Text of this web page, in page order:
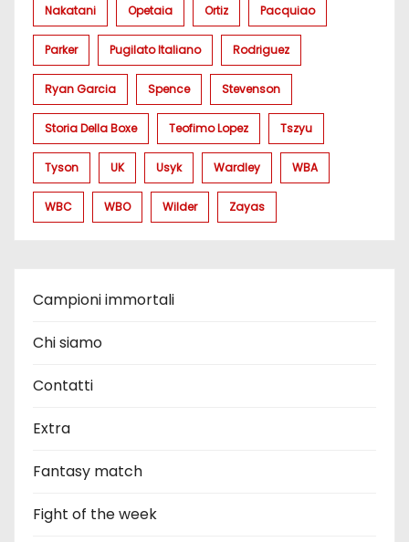
Nakatani Opetaia Ortiz Pacquiao
Parker Pugilato Italiano Rodriguez
Ryan Garcia Spence Stevenson
Storia Della Boxe Teofimo Lopez Tszyu
Tyson UK Usyk Wardley WBA
WBC WBO Wilder Zayas
Campioni immortali
Chi siamo
Contatti
Extra
Fantasy match
Fight of the week